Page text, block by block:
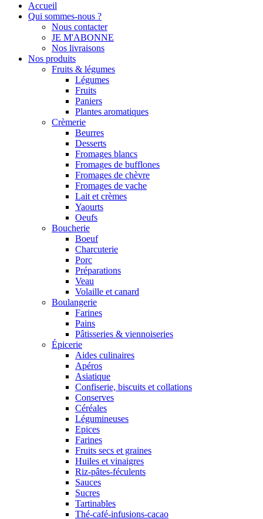
Accueil
Qui sommes-nous ?
Nous contacter
JE M'ABONNE
Nos livraisons
Nos produits
Fruits & légumes
Légumes
Fruits
Paniers
Plantes aromatiques
Crèmerie
Beurres
Desserts
Fromages blancs
Fromages de bufflones
Fromages de chèvre
Fromages de vache
Lait et crèmes
Yaourts
Oeufs
Boucherie
Boeuf
Charcuterie
Porc
Préparations
Veau
Volaille et canard
Boulangerie
Farines
Pains
Pâtisseries & viennoiseries
Épicerie
Aides culinaires
Apéros
Asiatique
Confiserie, biscuits et collations
Conserves
Céréales
Légumineuses
Epices
Farines
Fruits secs et graines
Huiles et vinaigres
Riz-pâtes-féculents
Sauces
Sucres
Tartinables
Thé-café-infusions-cacao